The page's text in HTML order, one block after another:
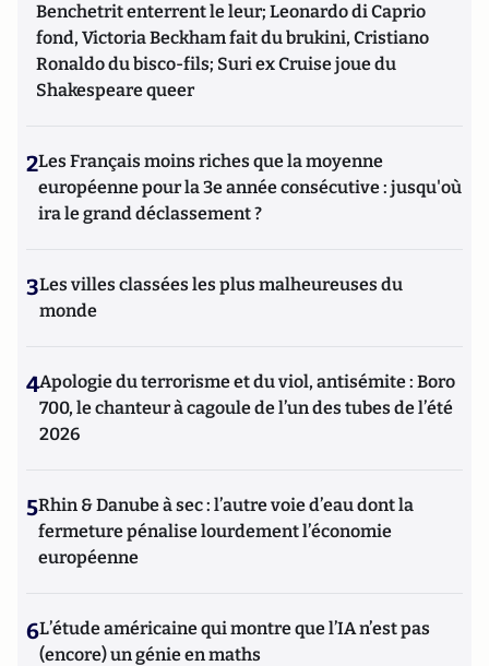
Benchetrit enterrent le leur; Leonardo di Caprio
fond, Victoria Beckham fait du brukini, Cristiano
Ronaldo du bisco-fils; Suri ex Cruise joue du
Shakespeare queer
2Les Français moins riches que la moyenne
européenne pour la 3e année consécutive : jusqu'où
ira le grand déclassement ?
3Les villes classées les plus malheureuses du
monde
4Apologie du terrorisme et du viol, antisémite : Boro
700, le chanteur à cagoule de l’un des tubes de l’été
2026
5Rhin & Danube à sec : l’autre voie d’eau dont la
fermeture pénalise lourdement l’économie
européenne
6L’étude américaine qui montre que l’IA n’est pas
(encore) un génie en maths